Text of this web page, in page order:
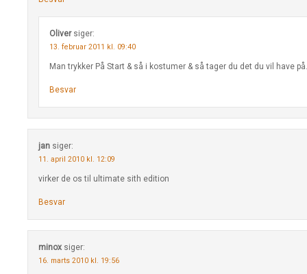
Oliver siger:
13. februar 2011 kl. 09:40
Man trykker På Start & så i kostumer & så tager du det du vil have
Besvar
jan siger:
11. april 2010 kl. 12:09
virker de os til ultimate sith edition
Besvar
minox siger:
16. marts 2010 kl. 19:56